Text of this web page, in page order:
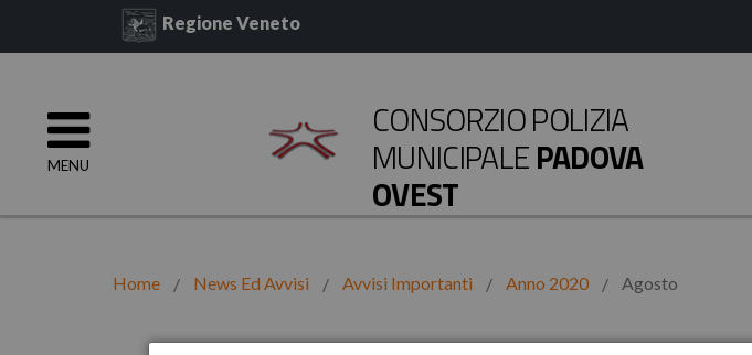
Regione Veneto
MENU
CONSORZIO POLIZIA
MUNICIPALEPADOVA
OVEST
Home News Ed Avvisi Avvisi Importanti Anno 2020 Agosto